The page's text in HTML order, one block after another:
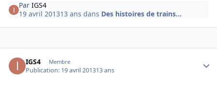
ParIGS4
19 avril 201313 ans dans Des histoires de trains...
IGS4 Membre
Publication: 19 avril 201313 ans